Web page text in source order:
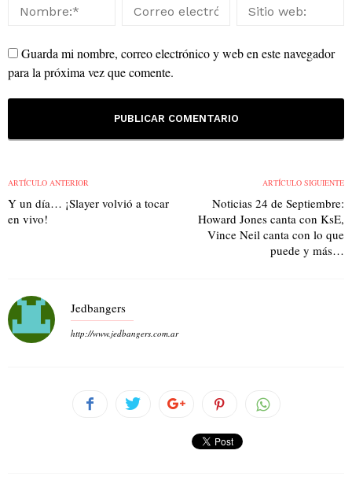
Guarda mi nombre, correo electrónico y web en este navegador
para la próxima vez que comente.
ARTÍCULO ANTERIOR
Y un día… ¡Slayer volvió a tocar
en vivo!
ARTÍCULO SIGUIENTE
Noticias 24 de Septiembre:
Howard Jones canta con KsE,
Vince Neil canta con lo que
puede y más…
Jedbangers
http://www.jedbangers.com.ar